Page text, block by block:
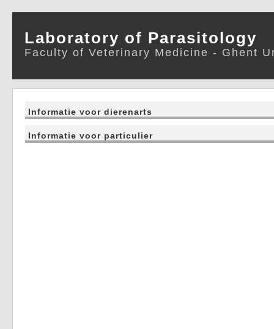
Laboratory of Parasitology
Faculty of Veterinary Medicine - Ghent
Informatie voor dierenarts
Informatie voor particulier